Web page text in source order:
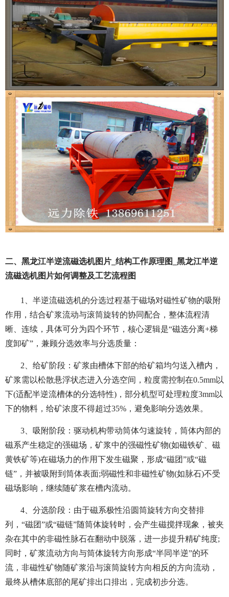
二、黑龙江半逆流磁选机图片_结构工作原理图_黑龙江半逆
流磁选机图片如何调整及工艺流程图
1、半逆流磁选机的分选过程基于磁场对磁性矿物的吸附
作用，结合矿浆流动与滚筒旋转的协同配合，整体流程清
晰、连续，具体可分为四个环节，核心逻辑是“磁选分离+梯
度卸矿”，兼顾分选效率与分选质量：
2、给矿阶段：矿浆由槽体下部的给矿箱均匀送入槽内，
矿浆需以松散悬浮状态进入分选空间，粒度需控制在0.5mm以
下(适配半逆流槽体的分选特性)，部分机型可处理粒度3mm以
下的物料，给矿浓度不得超过35%，避免影响分选效果。
3、吸附阶段：驱动机构带动筒体匀速旋转，筒体内部的
磁系产生稳定的强磁场，矿浆中的强磁性矿物(如磁铁矿、磁
黄铁矿等)在磁场力的作用下发生磁聚，形成“磁团”或“磁
链”，并被吸附到筒体表面;弱磁性和非磁性矿物(如脉石)不受
磁场影响，继续随矿浆在槽内流动。
4、分选阶段：由于磁系极性沿圆筒旋转方向交替排
列，“磁团”或“磁链”随筒体旋转时，会产生磁搅拌现象，被夹
杂在其中的非磁性脉石在翻动中脱落，进一步提升精矿纯度;
同时，矿浆流动方向与筒体旋转方向形成“半同半逆”的环
流，非磁性矿物随矿浆沿与滚筒旋转方向相反的方向流动，
最终从槽体底部的尾矿排出口排出，完成初步分选。